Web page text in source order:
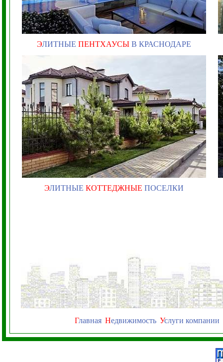
ЭЛИТНЫЕ ПЕНТХАУСЫ В КРАСНОДАРЕ
ЭЛИТНЫЕ КОТТЕДЖНЫЕ ПОСЕЛКИ
Главная Недвижимость Услуги компании